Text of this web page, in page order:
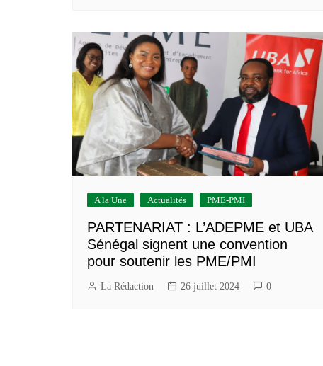
A la Une Actualités PME-PMI
PARTENARIAT : L’ADEPME et UBA
Sénégal signent une convention
pour soutenir les PME/PMI
La Rédaction 26 juillet 2024 0